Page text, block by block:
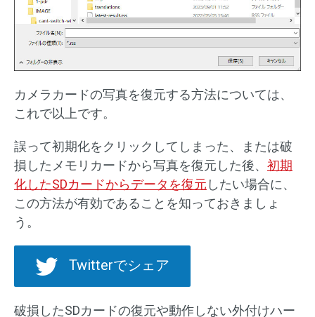
カメラカードの写真を復元する方法については、
これで以上です。
誤って初期化をクリックしてしまった、または破
損したメモリカードから写真を復元した後、 初期
化したSDカードからデータを復元 したい場合に、
この方法が有効であることを知っておきましょ
う。
Twitterでシェア
破損したSDカードの復元や動作しない外付けハー